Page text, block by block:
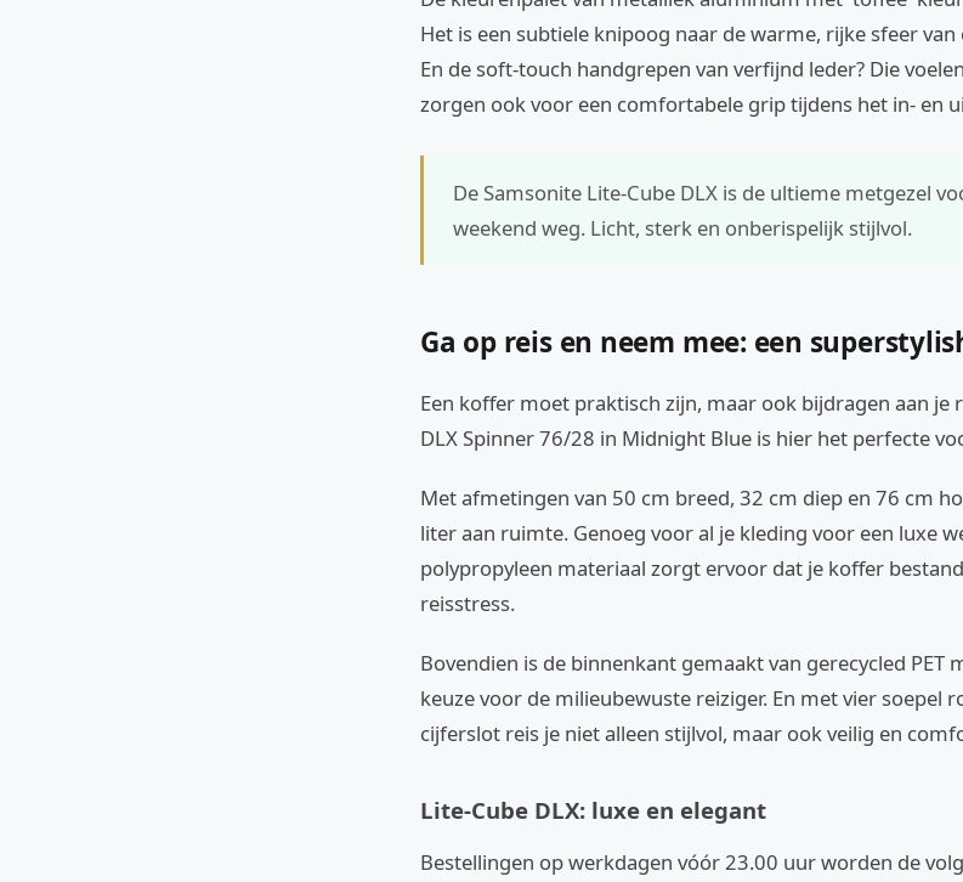
Het is een subtiele knipoog naar de warme, rijke sfeer
En de soft-touch handgrepen van verfijnd leder? Die
zorgen ook voor een comfortabele grip tijdens het in- en
De Samsonite Lite-Cube DLX is de ultieme metgezel
weekend weg. Licht, sterk en onberispelijk stijlvol.
Ga op reis en neem mee: een
Een koffer moet praktisch zijn, maar ook bijdragen aan je
DLX Spinner 76/28 in Midnight Blue is hier het perfecte
Met afmetingen van 50 cm breed, 32 cm diep en 76 cm
liter aan ruimte. Genoeg voor al je kleding voor een luxe
polypropyleen materiaal zorgt ervoor dat je koffer
reisstress.
Bovendien is de binnenkant gemaakt van gerecycled PET
keuze voor de milieubewuste reiziger. En met vier soepel
cijferslot reis je niet alleen stijlvol, maar ook veilig en
Lite-Cube DLX: luxe en elegant
Bestellingen op werkdagen vóór 23.00 uur worden de